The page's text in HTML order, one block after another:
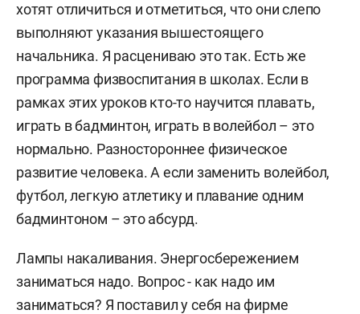
хотят отличиться и отметиться, что они слепо
выполняют указания вышестоящего
начальника. Я расцениваю это так. Есть же
программа физвоспитания в школах. Если в
рамках этих уроков кто-то научится плавать,
играть в бадминтон, играть в волейбол – это
нормально. Разностороннее физическое
развитие человека. А если заменить волейбол,
футбол, легкую атлетику и плавание одним
бадминтоном – это абсурд.
Лампы накаливания. Энергосбережением
заниматься надо. Вопрос - как надо им
заниматься? Я поставил у себя на фирме